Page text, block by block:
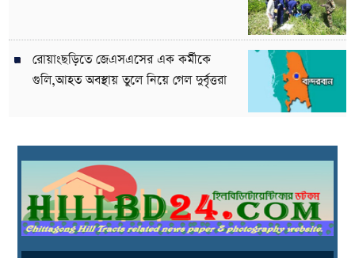
রোয়াংছড়িতে জেএসএসের এক কর্মীকে
গুলি,আহত অবস্থায় তুলে নিয়ে গেল দুর্বৃত্তরা